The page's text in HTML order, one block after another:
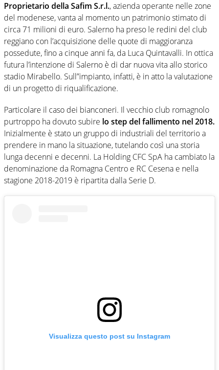
Proprietario della Safim S.r.l., azienda operante nelle zone
del modenese, vanta al momento un patrimonio stimato di
circa 71 milioni di euro. Salerno ha preso le redini del club
reggiano con l’acquisizione delle quote di maggioranza
possedute, fino a cinque anni fa, da Luca Quintavalli. In ottica
futura l’intenzione di Salerno è di dar nuova vita allo storico
stadio Mirabello. Sull”impianto, infatti, è in atto la valutazione
di un progetto di riqualificazione.
Particolare il caso dei bianconeri. Il vecchio club romagnolo
purtroppo ha dovuto subire lo step del fallimento nel 2018.
Inizialmente è stato un gruppo di industriali del territorio a
prendere in mano la situazione, tutelando così una storia
lunga decenni e decenni. La Holding CFC SpA ha cambiato la
denominazione da Romagna Centro e RC Cesena e nella
stagione 2018-2019 è ripartita dalla Serie D.
Visualizza questo post su Instagram